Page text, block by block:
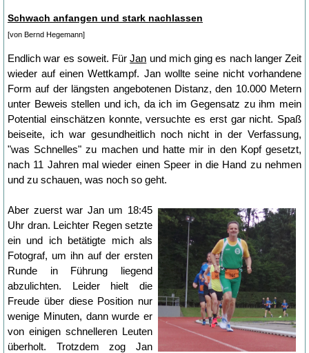
Schwach anfangen und stark nachlassen
[von Bernd Hegemann]
Endlich war es soweit. FürJan und mich ging es nach langer Zeit
wieder auf einen Wettkampf. Jan wollte seine nicht vorhandene
Form auf der längsten angebotenen Distanz, den 10.000 Metern
unter Beweis stellen und ich, da ich im Gegensatz zu ihm mein
Potential einschätzen konnte, versuchte es erst gar nicht. Spaß
beiseite, ich war gesundheitlich noch nicht in der Verfassung,
"was Schnelles" zu machen und hatte mir in den Kopf gesetzt,
nach 11 Jahren mal wieder einen Speer in die Hand zu nehmen
und zu schauen, was noch so geht.
Aber zuerst war Jan um 18:45
Uhr dran. Leichter Regen setzte
ein und ich betätigte mich als
Fotograf, um ihn auf der ersten
Runde in Führung liegend
abzulichten. Leider hielt die
Freude über diese Position nur
wenige Minuten, dann wurde er
von einigen schnelleren Leuten
überholt. Trotzdem zog Jan